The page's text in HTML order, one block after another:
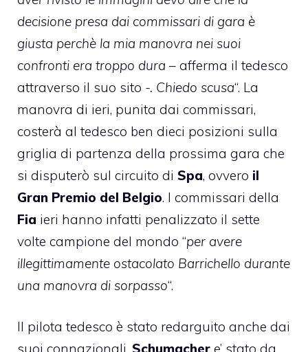
decisione presa dai commissari di gara è
giusta perchè la mia manovra nei suoi
confronti era troppo dura – afferma il tedesco
attraverso il suo sito -. Chiedo scusa“. La
manovra di ieri, punita dai commissari,
costerà al tedesco ben dieci posizioni sulla
griglia di partenza della prossima gara che
si disputerò sul circuito di Spa, ovvero il
Gran Premio del Belgio. I commissari della
Fia ieri hanno infatti penalizzato il sette
volte campione del mondo “per avere
illegittimamente ostacolato Barrichello durante
una manovra di sorpasso“.
Il pilota tedesco è stato redarguito anche dai
suoi connazionali. Schumacher e’ stato da